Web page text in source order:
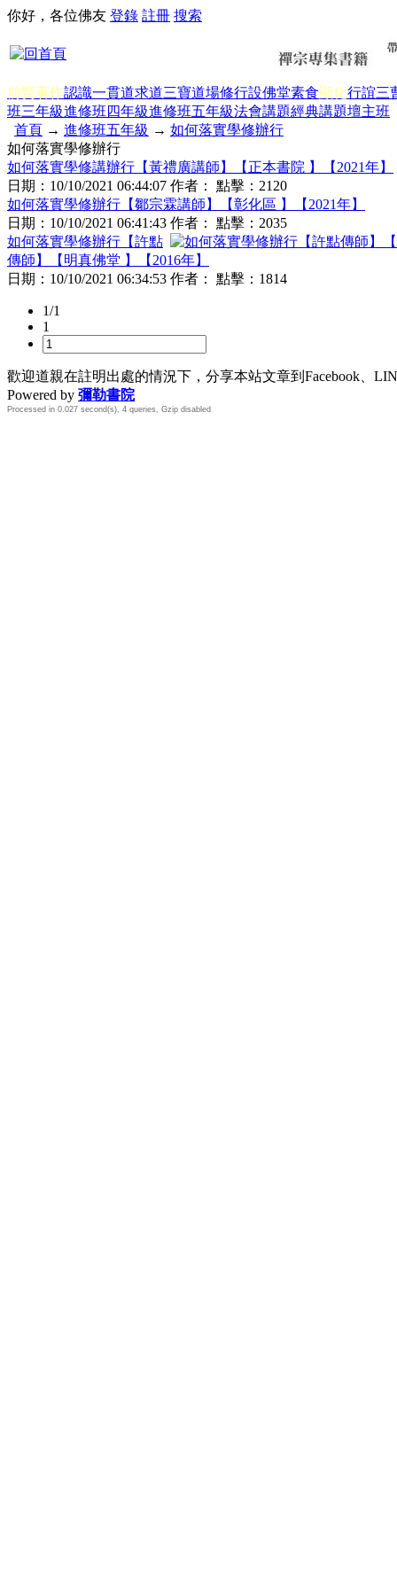
你好，各位佛友 登錄 註冊 搜索
前賢著作認識一貫道求道三寶道場修行設佛堂素食顯化行誼三
班三年級進修班四年級進修班五年級法會講題經典講題壇主班
首頁 → 進修班五年級 → 如何落實學修辦行
如何落實學修辦行
如何落實學修講辦行【黃禮廣講師】【正本書院 】【2021年】
日期： 10/10/2021 06:44:07 作者： 點擊： 2120
如何落實學修辦行【鄒宗霖講師】【彰化區 】【2021年】
日期： 10/10/2021 06:41:43 作者： 點擊： 2035
如何落實學修辦行【許點
傳師】【明真佛堂 】【2016年】
日期： 10/10/2021 06:34:53 作者： 點擊： 1814
1/1
1
歡迎道親在註明出處的情況下，分享本站文章到Facebook、
Powered by 彌勒書院
Processed in 0.027 second(s), 4 queries, Gzip disabled